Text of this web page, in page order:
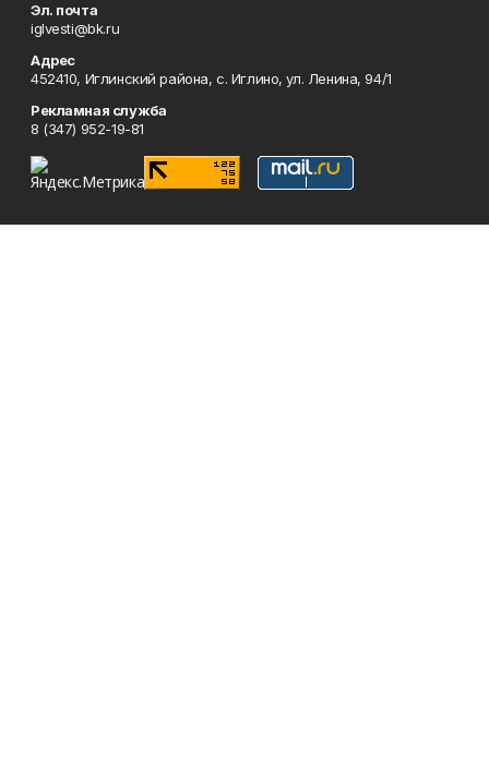
Эл. почта
iglvesti@bk.ru
Адрес
452410, Иглинский района, с. Иглино, ул. Ленина, 94/1
Рекламная служба
8 (347) 952-19-81